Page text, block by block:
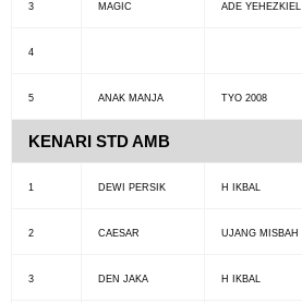
3 MAGIC ADE YEHEZKIEL
4
5 ANAK MANJA TYO 2008
KENARI STD AMB
1 DEWI PERSIK H IKBAL
2 CAESAR UJANG MISBAH
3 DEN JAKA H IKBAL